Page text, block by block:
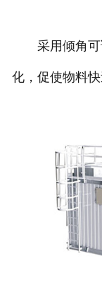
采用倾角可
化，促使物料